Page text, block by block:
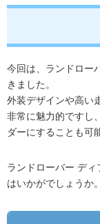
今回は、ランドロー
きました。
外装デザインや高い
非常に魅力的ですし
ダーにすることも可
ランドローバー デ
はいかがでしょうか。